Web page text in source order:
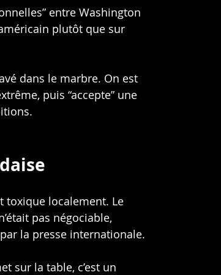
entre Washington
plutôt que sur
dans le marbre. On est
puis “accepte” une
toxique localement. Le
pas négociable,
la presse internationale.
sur la table, c’est un